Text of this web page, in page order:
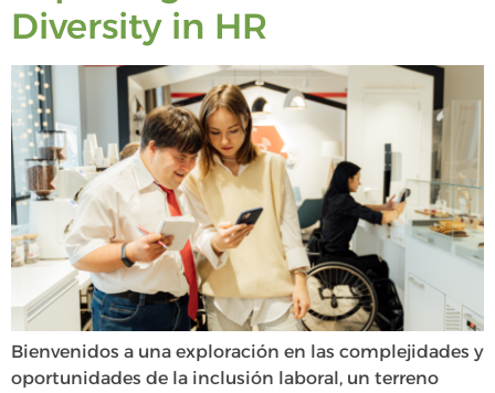
Diversity in HR
Bienvenidos a una exploración en las complejidades y
oportunidades de la inclusión laboral, un terreno